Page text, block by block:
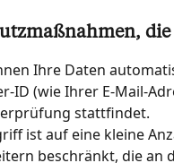
Ihre Daten
ID (wie Ihrer E-Mail-
stattfindet.
ist auf eine kleine
beschränkt, die an